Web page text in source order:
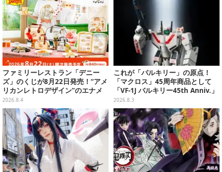
ファミリーレストラン「デニー
ズ」のくじが8月22日発売！“アメ
リカンレトロデザイン”のエナメ
ルバッグやTシャツなど、日常使
いできるグッズを用意
2026.8.4
これが「バルキリー」の原点！
「マクロス」45周年商品として
「VF-1J バルキリー45th Anniv.」
が予約開始
2026.8.3